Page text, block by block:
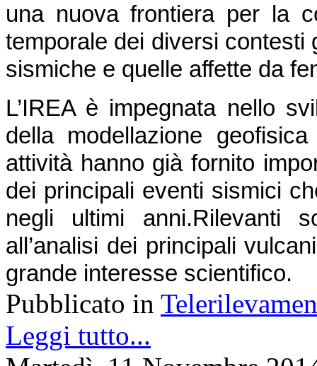
una nuova frontiera per la
temporale dei diversi contesti
sismiche e quelle affette da
L’IREA è impegnata nello
della modellazione
attività hanno già fornito
dei principali eventi sismici
negli ultimi anni.Rilevanti
all’analisi dei principali
grande interesse scientifico.
Pubblicato in
Leggi tutto...